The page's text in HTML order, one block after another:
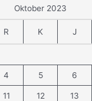
Oktober 2023
R K J
4 5 6
11 12 13